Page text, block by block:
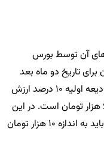
آن توسط بورس
100 هزار تومان برای تاریخ دو ماه بعد
قابل خرید و فروش است و وجه تضمین یا ودیعه اولیه 10 درصد ارزش
قرارداد یعنی 10 هزار تومان و حداقل ودیعه 6 هزار تومان است. در این
صورت هر دو موضع معاملاتی خریدوفروش باید به اندازه 10 هزار تومان